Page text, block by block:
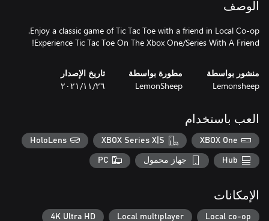
الوصف
Experience Tic Tac Toe On The Xbox One/Series With A Friend!
منشور بواسطة
Lemonsheep
مطورة بواسطة
LemonSheep
تاريخ الإصدار
٢٦‏/١١‏/٢٠٢١
العب باستخدام
XBOX One
XBOX Series X|S
HoloLens
Hub جهاز محمول PC
الإمكانات
Local co-op
Local multiplayer
4K Ultra HD